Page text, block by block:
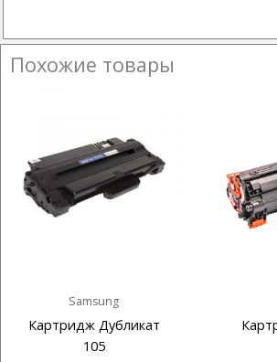
Похожие товары
Samsung
Картридж Дубликат
105